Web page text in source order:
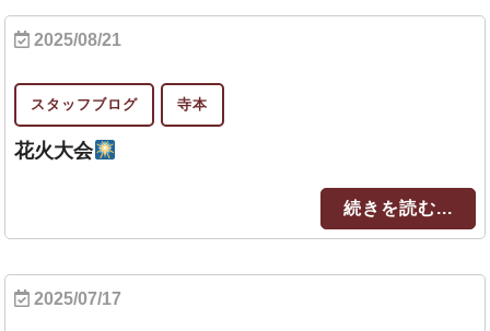
2025/08/21
スタッフブログ 寺本
花火大会
続きを読む...
2025/07/17